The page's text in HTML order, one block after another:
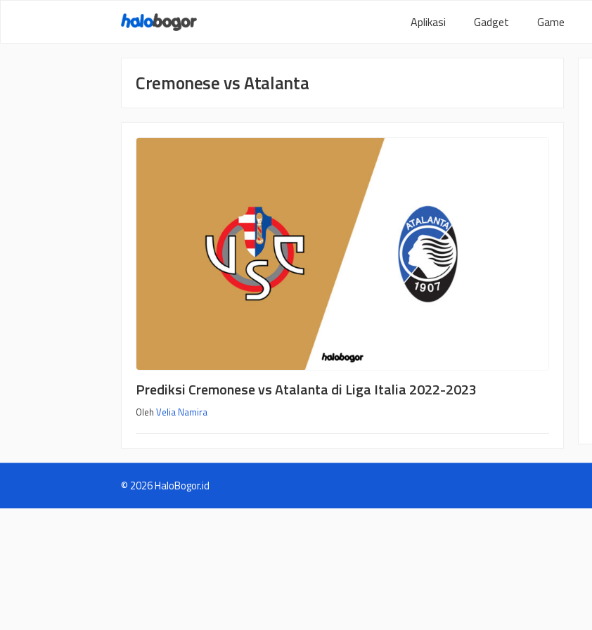
Aplikasi Gadget Game
Cremonese vs Atalanta
Prediksi Cremonese vs Atalanta di Liga Italia 2022-2023
Oleh Velia Namira
© 2026 HaloBogor.id